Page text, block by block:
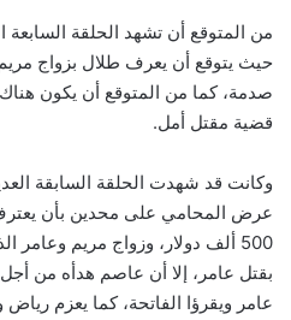
من المتوقع أن تشهد الحلقة السابعة
حيث يتوقع أن يعرف طلال بزواج مريم
صدمة، كما من المتوقع أن يكون
قضية مقتل أمل.
وكانت قد شهدت الحلقة السابقة
عرض المحامي على محدين بأن يعترف
500 ألف دولار، وزواج مريم
بقتل عامر، إلا أن عاصم هدأه من أجل
عامر ويقرؤا الفاتحة، كما يعزم